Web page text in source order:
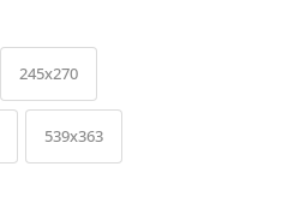
245x270
539x363